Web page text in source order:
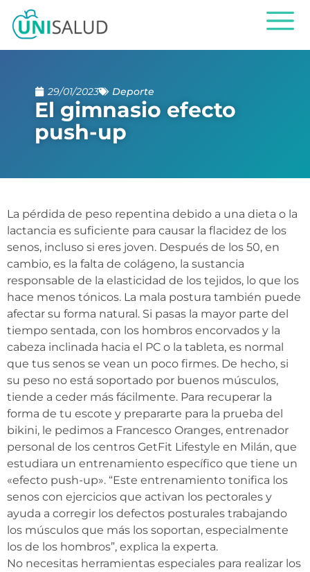
29/01/2023 Deporte
El gimnasio efecto
push-up
La pérdida de peso repentina debido a una dieta o la
lactancia es suficiente para causar la flacidez de los
senos, incluso si eres joven. Después de los 50, en
cambio, es la falta de colágeno, la sustancia
responsable de la elasticidad de los tejidos, lo que los
hace menos tónicos. La mala postura también puede
afectar su forma natural. Si pasas la mayor parte del
tiempo sentada, con los hombros encorvados y la
cabeza inclinada hacia el PC o la tableta, es normal
que tus senos se vean un poco firmes. De hecho, si
su peso no está soportado por buenos músculos,
tiende a ceder más fácilmente. Para recuperar la
forma de tu escote y prepararte para la prueba del
bikini, le pedimos a Francesco Oranges, entrenador
personal de los centros GetFit Lifestyle en Milán, que
estudiara un entrenamiento específico que tiene un
«efecto push-up». “Este entrenamiento tonifica los
senos con ejercicios que activan los pectorales y
ayuda a corregir los defectos posturales trabajando
los músculos que más los soportan, especialmente
los de los hombros”, explica la experta.
No necesitas herramientas especiales para realizar los